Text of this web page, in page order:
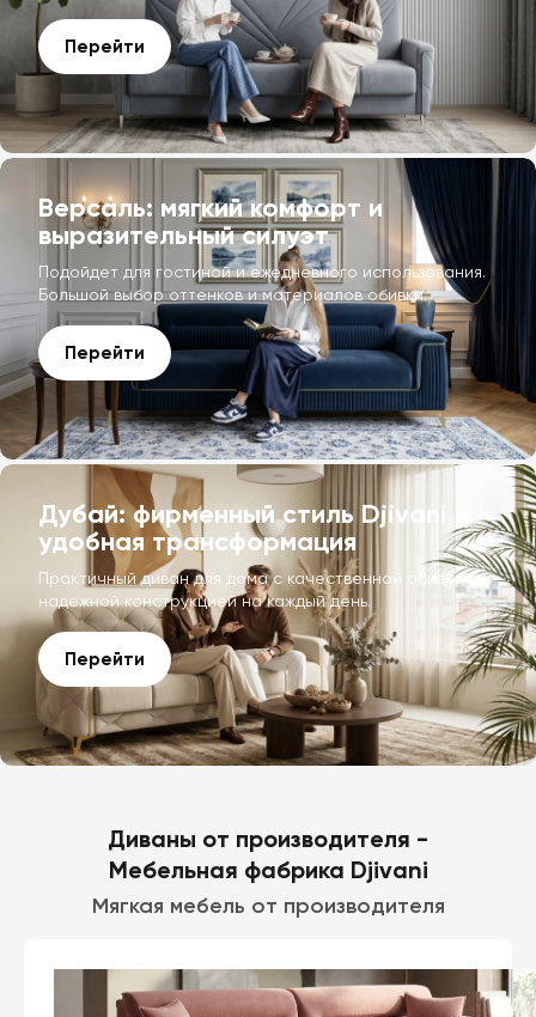
Перейти
Версаль: мягкий комфорт и
выразительный силуэт
Подойдет для гостиной и ежедневного использования.
Большой выбор оттенков и материалов обивки.
Перейти
Дубай: фирменный стиль Djivani и
удобная трансформация
Практичный диван для дома с качественной обивкой и
надежной конструкцией на каждый день.
Перейти
Диваны от производителя -
Мебельная фабрика Djivani
Мягкая мебель от производителя